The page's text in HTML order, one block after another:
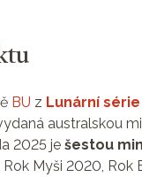
BU z Lunární série
australskou
2025 je šestou
Myši 2020, Rok